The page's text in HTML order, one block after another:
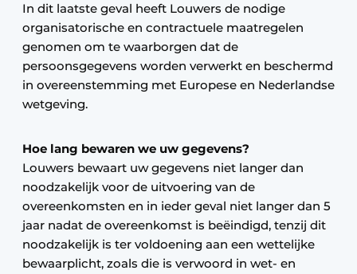
In dit laatste geval heeft Louwers de nodige
organisatorische en contractuele maatregelen
genomen om te waarborgen dat de
persoonsgegevens worden verwerkt en beschermd
in overeenstemming met Europese en Nederlandse
wetgeving.
Hoe lang bewaren we uw gegevens?
Louwers bewaart uw gegevens niet langer dan
noodzakelijk voor de uitvoering van de
overeenkomsten en in ieder geval niet langer dan 5
jaar nadat de overeenkomst is beëindigd, tenzij dit
noodzakelijk is ter voldoening aan een wettelijke
bewaarplicht, zoals die is verwoord in wet- en